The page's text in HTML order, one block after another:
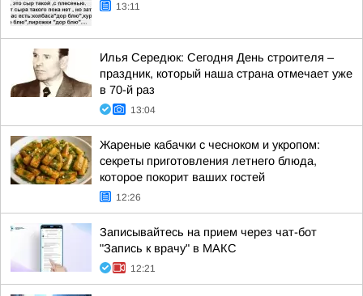
13:11
Илья Середюк: Сегодня День строителя –
праздник, который наша страна отмечает уже
в 70-й раз
13:04
Жареные кабачки с чесноком и укропом:
секреты приготовления летнего блюда,
которое покорит ваших гостей
12:26
Записывайтесь на прием через чат-бот
"Запись к врачу" в МАКС
12:21